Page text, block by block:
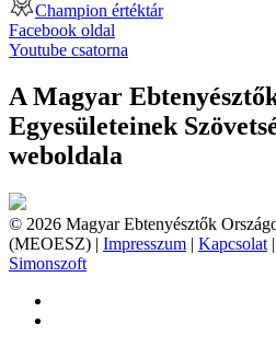
Champion értéktár
Facebook oldal
Youtube csatorna
A Magyar
Egyesületeinek
weboldala
© 2026 Magyar Ebtenyésztők
(MEOESZ) | Impresszum | Kapcsolat
Simonszoft